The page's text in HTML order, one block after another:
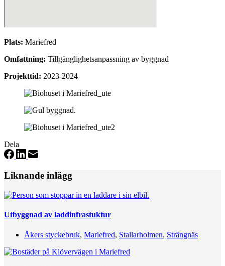
Plats: Mariefred
Omfattning: Tillgänglighetsanpassning av byggnad
Projekttid: 2023-2024
Dela
Liknande inlägg
Utbyggnad av laddinfrastuktur
Åkers styckebruk, Mariefred, Stallarholmen, Strängnäs